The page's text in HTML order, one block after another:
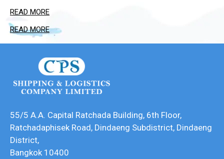
READ MORE
READ MORE
55/5 A.A. Capital Ratchada Building, 6th Floor,
Ratchadaphisek Road, Dindaeng Subdistrict, Dindaeng
District,
Bangkok 10400